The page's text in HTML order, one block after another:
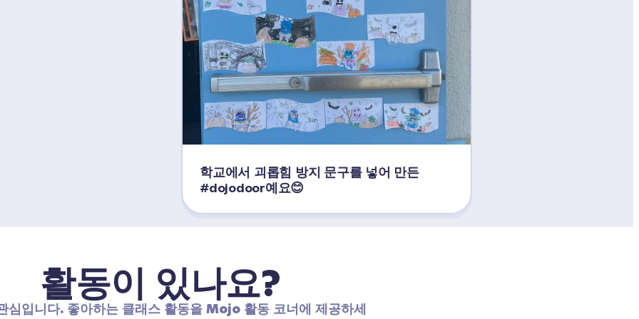
학교에서 괴롭힘 방지 문구를 넣어 만든
#dojodoor예요😊
활동이 있나요?
심입니다. 좋아하는 클래스 활동을 Mojo 활동 코너에 제공하세